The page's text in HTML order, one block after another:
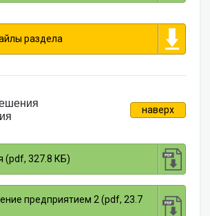
раздела
наверх
(pdf, 327.8 КБ)
предприятием 2 (pdf, 23.7